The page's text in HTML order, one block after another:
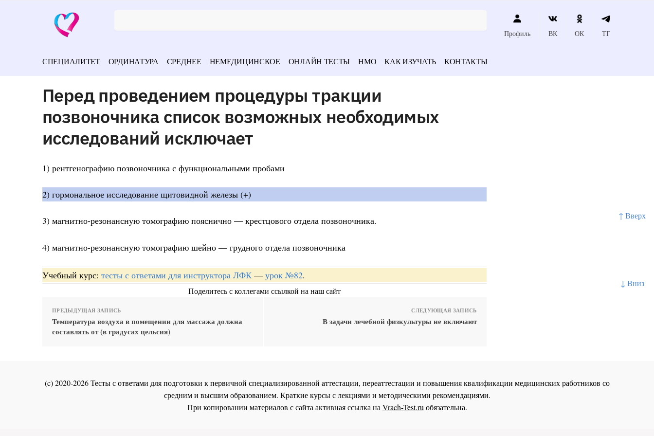
↑ Вверх
↓ Вниз
Профиль ВК ОК ТГ
СПЕЦИАЛИТЕТ ОРДИНАТУРА СРЕДНЕЕ НЕМЕДИЦИНСКОЕ ОНЛАЙН ТЕСТЫ НМО КАК ИЗУЧАТЬ КОНТАКТЫ
Перед проведением процедуры тракции
позвоночника список возможных необходимых
исследований исключает
1) рентгенографию позвоночника с функциональными пробами
2) гормональное исследование щитовидной железы (+)
3) магнитно-резонансную томографию пояснично — крестцового отдела позвоночника.
4) магнитно-резонансную томографию шейно — грудного отдела позвоночника
Учебный курс: тесты с ответами для инструктора ЛФК — урок №82.
Поделитесь с коллегами ссылкой на наш сайт
ПРЕДЫДУЩАЯ ЗАПИСЬ
Температура воздуха в помещении для массажа должна
составлять от (в градусах цельсия)
СЛЕДУЮЩАЯ ЗАПИСЬ
В задачи лечебной физкультуры не включают
(c) 2020-2026 Тесты с ответами для подготовки к первичной специализированной аттестации, переаттестации и повышения квалификации медицинских работников со
средним и высшим образованием. Краткие курсы с лекциями и методическими рекомендациями.
При копировании материалов с сайта активная ссылка наVrach-Test.ruобязательна.